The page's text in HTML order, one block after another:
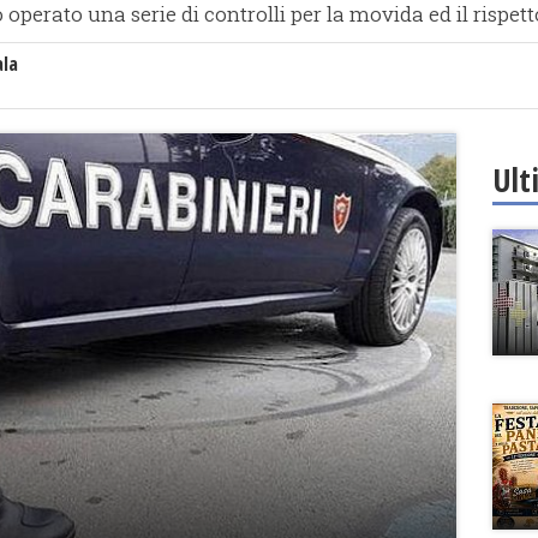
una serie di controlli per la movida ed il